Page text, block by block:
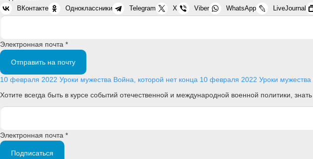
ВКонтакте Одноклассники Telegram X Viber WhatsApp LiveJournal
Электронная почта *
Отправить на почту
10 февраля 2022 Уроки мужества Война, которой нет конца 10 февраля 2022 Уроки мужества
Хотите всегда быть в курсе событий отечественной и международной военной политики,
Электронная почта *
Подписаться